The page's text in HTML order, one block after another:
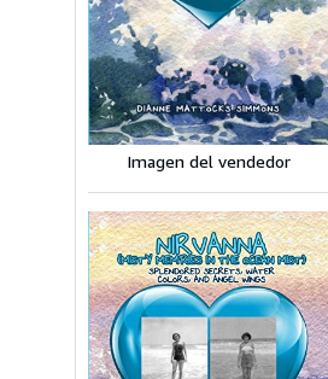
Imagen del vendedor